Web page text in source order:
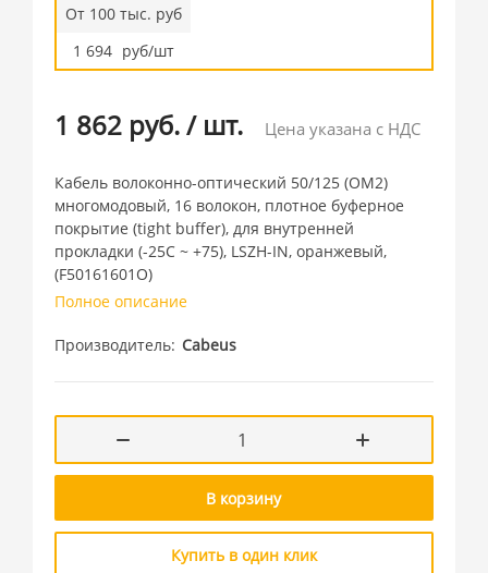
От 100 тыс. руб
1 694 руб/шт
1 862 руб./ шт. Цена указана с НДС
Кабель волоконно-оптический 50/125 (OM2)
многомодовый, 16 волокон, плотное буферное
покрытие (tight buffer), для внутренней
прокладки (-25C ~ +75), LSZH-IN, оранжевый,
(F50161601O)
Полное описание
Производитель Cabeus
В корзину
Купить в один клик